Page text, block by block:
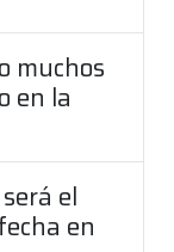
muchos
en la
el
en